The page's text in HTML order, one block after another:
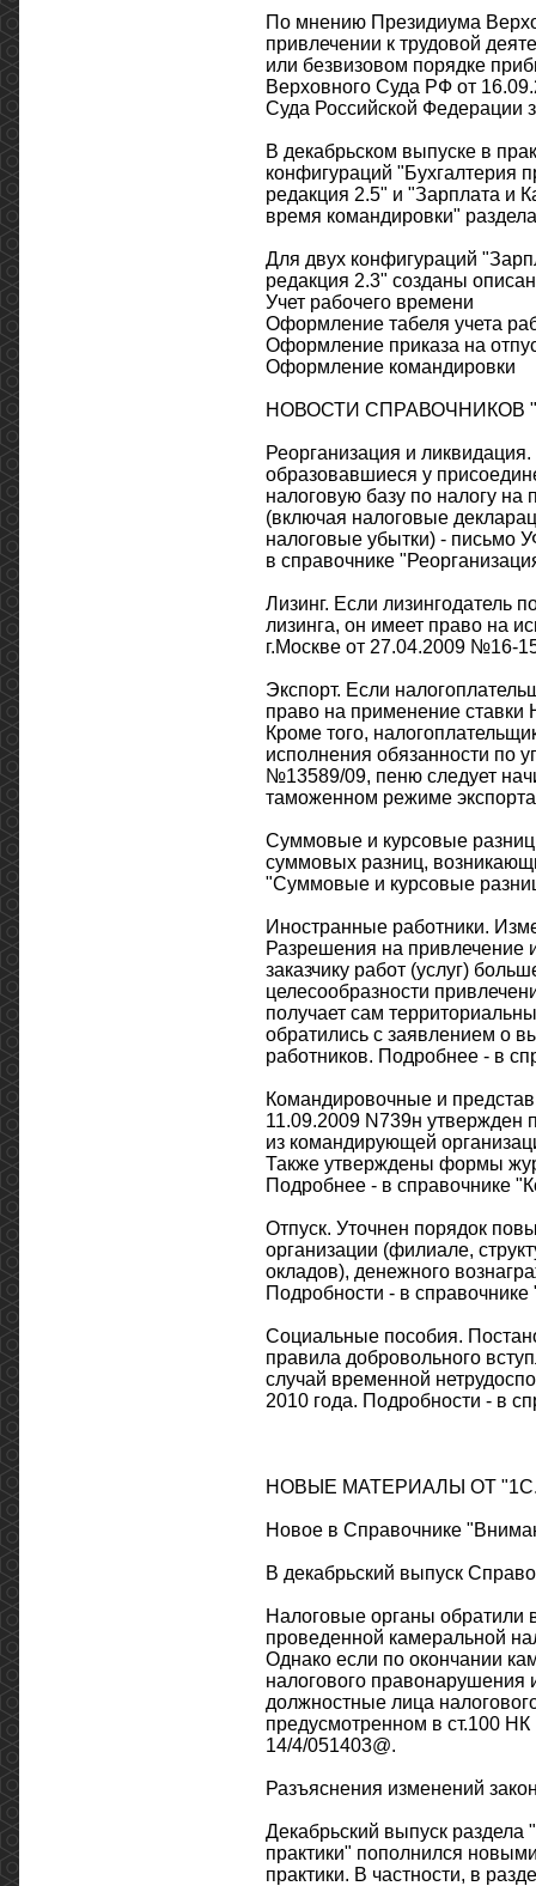
По мнению Президиума
привлечении к трудовой
или безвизовом порядке
Верховного Суда РФ от
Суда Российской Федерации
В декабрьском выпуске в
конфигураций "Бухгалтерия
редакция 2.5" и "Зарплата и
время командировки"
Для двух конфигураций
редакция 2.3" созданы
Учет рабочего времени
Оформление табеля учета
Оформление приказа на
Оформление командировки
НОВОСТИ СПРАВОЧНИКОВ
Реорганизация и
образовавшиеся у
налоговую базу по налогу
(включая налоговые
налоговые убытки) - письмо
в справочнике
Лизинг. Если лизингодатель
лизинга, он имеет право на
г.Москве от 27.04.2009 №16-
Экспорт. Если
право на применение ставки
Кроме того,
исполнения обязанности по
№13589/09, пеню следует
таможенном режиме
Суммовые и курсовые
суммовых разниц,
"Суммовые и курсовые
Иностранные работники.
Разрешения на привлечение
заказчику работ (услуг)
целесообразности
получает сам
обратились с заявлением о
работников. Подробнее - в
Командировочные и
11.09.2009 N739н утвержден
из командирующей
Также утверждены формы
Подробнее - в справочнике
Отпуск. Уточнен порядок
организации (филиале,
окладов), денежного
Подробности - в
Социальные пособия.
правила добровольного
случай временной
2010 года. Подробности - в
НОВЫЕ МАТЕРИАЛЫ ОТ
Новое в Справочнике
В декабрьский выпуск
Налоговые органы обратили
проведенной камеральной
Однако если по окончании
налогового правонарушения
должностные лица
предусмотренном в ст.100
14/4/051403@.
Разъяснения изменений
Декабрьский выпуск раздела
практики" пополнился
практики. В частности, в